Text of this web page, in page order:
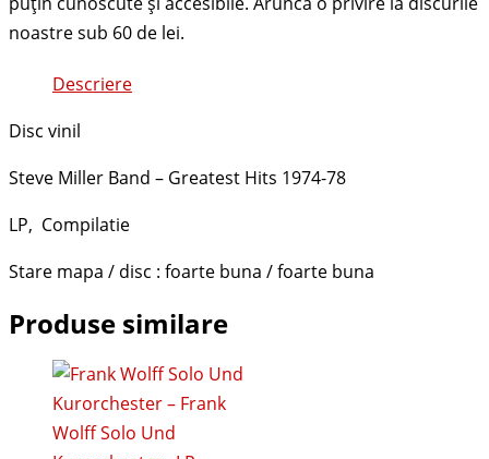
Descriere
Disc vinil
Steve Miller Band – Greatest Hits 1974-78
LP, Compilatie
Stare mapa / disc : foarte buna / foarte buna
Produse similare